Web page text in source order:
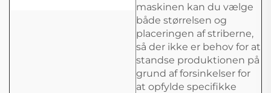
maskinen kan du vælge
både størrelsen og
placeringen af striberne,
så der ikke er behov for at
standse produktionen på
grund af forsinkelser for
at opfylde specifikke